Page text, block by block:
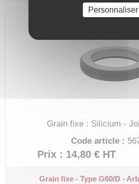
Grain fixe : Silicium -
Code article :
Prix : 14,80 € HT
Grain fixe - Type G60/D -
Personnaliser